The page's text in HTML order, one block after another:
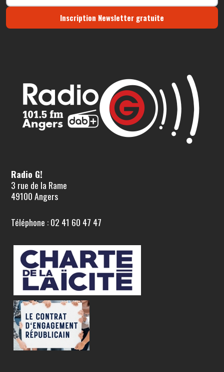
Inscription Newsletter gratuite
Radio G!
3 rue de la Rame
49100 Angers
Téléphone : 02 41 60 47 47